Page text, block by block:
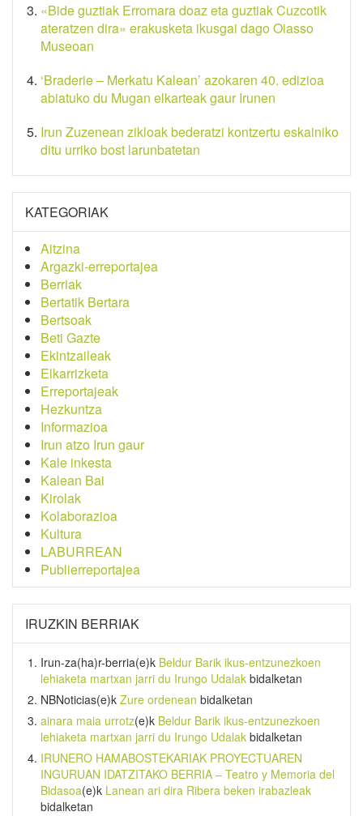
«Bide guztiak Erromara doaz eta guztiak Cuzcotik
ateratzen dira» erakusketa ikusgai dago Oiasso
Museoan
‘Braderie – Merkatu Kalean’ azokaren 40. edizioa
abiatuko du Mugan elkarteak gaur Irunen
Irun Zuzenean zikloak bederatzi kontzertu eskainiko
ditu urriko bost larunbatetan
KATEGORIAK
Aitzina
Argazki-erreportajea
Berriak
Bertatik Bertara
Bertsoak
Beti Gazte
Ekintzaileak
Elkarrizketa
Erreportajeak
Hezkuntza
Informazioa
Irun atzo Irun gaur
Kale inkesta
Kalean Bai
Kirolak
Kolaborazioa
Kultura
LABURREAN
Publierreportajea
IRUZKIN BERRIAK
Irun-za(ha)r-berria(e)k Beldur Barik ikus-entzunezkoen
lehiaketa martxan jarri du Irungo Udalak bidalketan
NBNoticias(e)k Zure ordenean bidalketan
ainara maia urrotz(e)k Beldur Barik ikus-entzunezkoen
lehiaketa martxan jarri du Irungo Udalak bidalketan
IRUNERO HAMABOSTEKARIAK PROYECTUAREN
INGURUAN IDATZITAKO BERRIA – Teatro y Memoria del
Bidasoa(e)k Lanean ari dira Ribera beken irabazleak
bidalketan